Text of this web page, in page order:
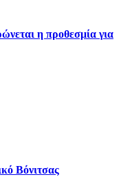
η προθεσμία για
Βόνιτσας